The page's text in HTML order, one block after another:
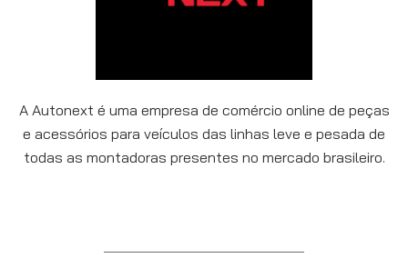
A Autonext é uma empresa de comércio online de peças
e acessórios para veículos das linhas leve e pesada de
todas as montadoras presentes no mercado brasileiro.